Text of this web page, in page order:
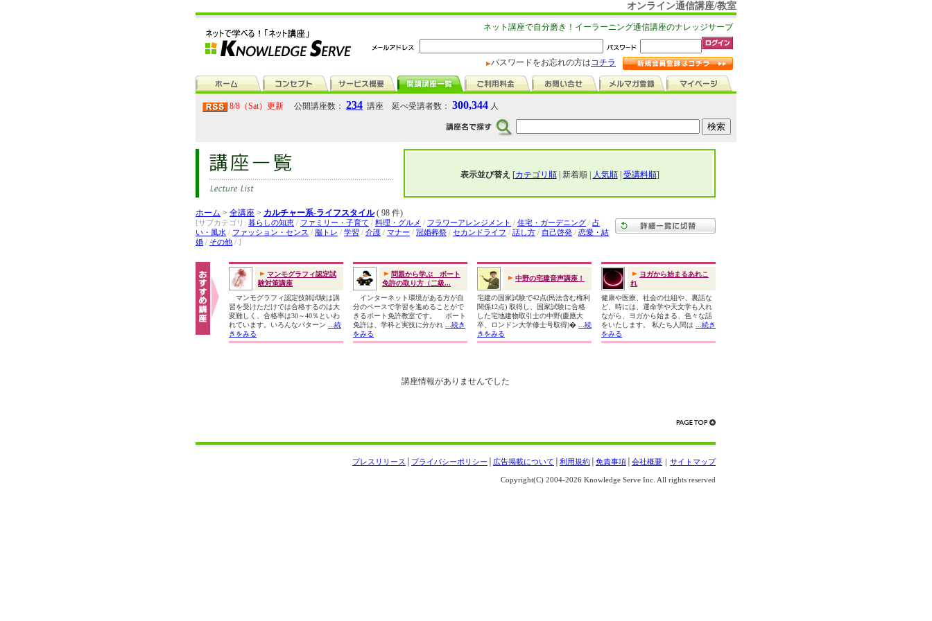
オンライン通信講座/教室
ネット講座で自分磨き！イーラーニング通信講座のナレッジサーブ
パスワードをお忘れの方はコチラ
8/8（Sat）更新 公開講座数： 234 講座 延べ受講者数： 300,344 人
表示並び替え [カテゴリ順| 新着順 | 人気順| 受講料順]
ホーム > 全講座 > カルチャー系-ライフスタイル( 98 件)
[サブカテゴリ: 暮らしの知恵 / ファミリー・子育て / 料理・グルメ / フラワーアレンジメント / 住宅・ガーデニング / 占
い・風水 / ファッション・センス / 脳トレ / 学習 / 介護 / マナー / 冠婚葬祭 / セカンドライフ / 話し方 / 自己啓発 / 恋愛・結
婚 / その他 / ]
マンモグラフィ認定試
験対策講座
マンモグラフィ認定技師試験は講
習を受けただけでは合格するのは大
変難しく、合格率は30～40％といわ
れています。いろんなパターン
...続
きをみる
問題から学ぶ ボート
免許の取り方（二級...
インターネット環境がある方が自
分のペースで学習を進めることがで
きるボート免許教室です。 ボート
免許は、学科と実技に分かれ
...続き
をみる
中野の宅建音声講座！
宅建の国家試験で42点(民法含む権利
関係12点) 取得し、国家試験に合格
した宅地建物取引士の中野(慶應大
卒、ロンドン大学修士号取得)�
...続
きをみる
ヨガから始まるあれこ
れ
健康や医療、社会の仕組や、裏話な
ど、時には、運命学や天文学も入れ
ながら、ヨガから始まる、色々な話
をいたします。 私たち人間は
...続き
をみる
講座情報がありませんでした
サイトマップ
会社概要 ｜
免責事項
利用規約
広告掲載について
プライバシーポリシー
プレスリリース
Copyright(C) 2004-2026 Knowledge Serve Inc. All rights reserved